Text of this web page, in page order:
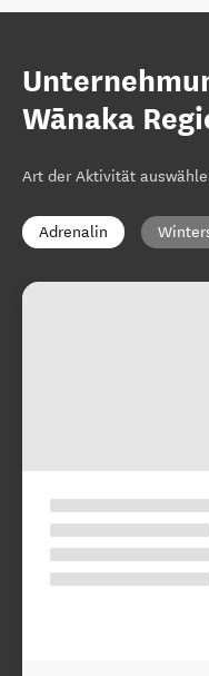
Wānaka
Art der Aktivität
Adrenalin